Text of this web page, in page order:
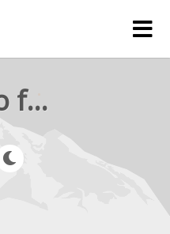
rejetto forum